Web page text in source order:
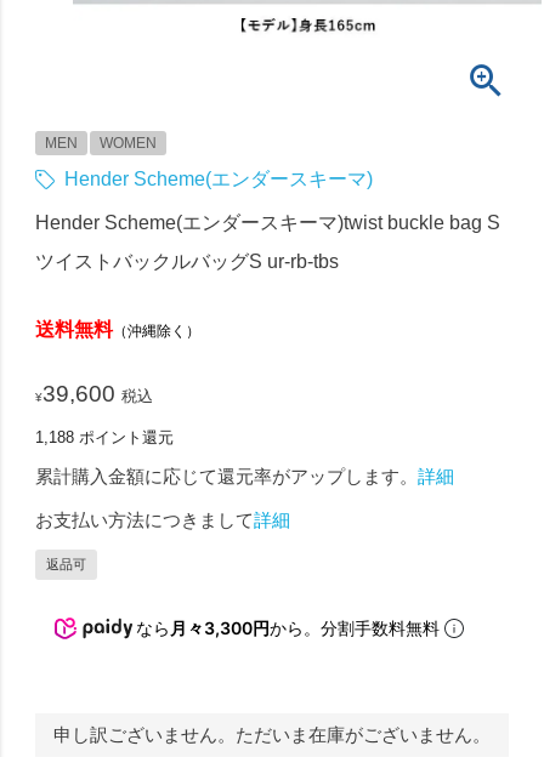
MEN WOMEN
Hender Scheme(エンダースキーマ)
Hender Scheme(エンダースキーマ)twist buckle bag S
ツイストバックルバッグS ur-rb-tbs
送料無料（沖縄除く）
¥39,600 税込
1,188 ポイント還元
累計購入金額に応じて還元率がアップします。詳細
お支払い方法につきまして詳細
返品可
なら 月々3,300円から。分割手数料無料
申し訳ございません。ただいま在庫がございません。